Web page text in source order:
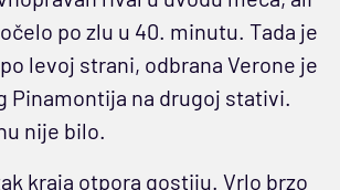
po zlu u 40. minutu. Tada je
levoj strani, odbrana Verone je
Pinamontija na drugoj stativi.
nije bilo.
kraja otpora gostiju. Vrlo brzo